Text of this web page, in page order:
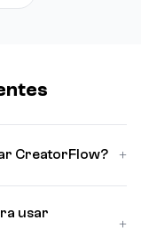
CreatorFlow? +
usar
+